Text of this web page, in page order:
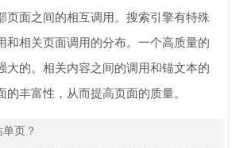
页面之间的相互调用。搜索引擎有特殊
和相关页面调用的分布。一个高质量的
大的。相关内容之间的调用和锚文本的
的丰富性，从而提高页面的质量。
页？